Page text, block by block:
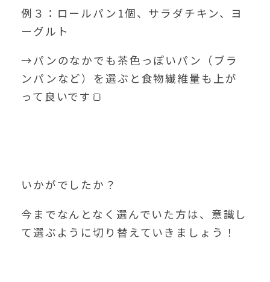
例３：ロールパン1個、サラダチキン、ヨ
ーグルト
→パンのなかでも茶色っぽいパン（ブラ
ンパンなど）を選ぶと食物繊維量も上が
って良いです🍞
いかがでしたか？
今までなんとなく選んでいた方は、意識し
て選ぶように切り替えていきましょう！